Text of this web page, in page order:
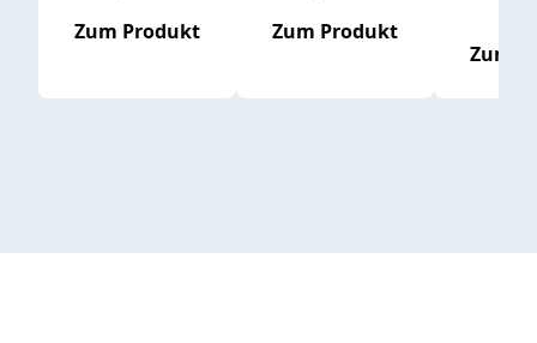
Zum Produkt Zum Produkt
Zum